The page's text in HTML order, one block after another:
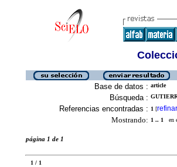
Base de datos : article
Búsqueda :
Referencias encontradas : 1 [refinar
Mostrando: 1 .. 1 en
página 1 de 1
1 / 1